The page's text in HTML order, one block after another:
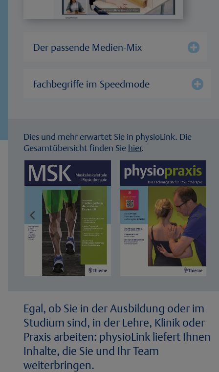
Der passende Medien-Mix
Fachbegriffe im Speedmode
Dies und mehr erwartet Sie in physioLink. Die
Gesamtübersicht finden Sie hier.
Egal, ob Sie in der Ausbildung oder im
Studium sind, in der Lehre, Klinik oder
Praxis arbeiten: physioLink liefert Ihnen
Inhalte, die Sie und Ihr Team
weiterbringen.